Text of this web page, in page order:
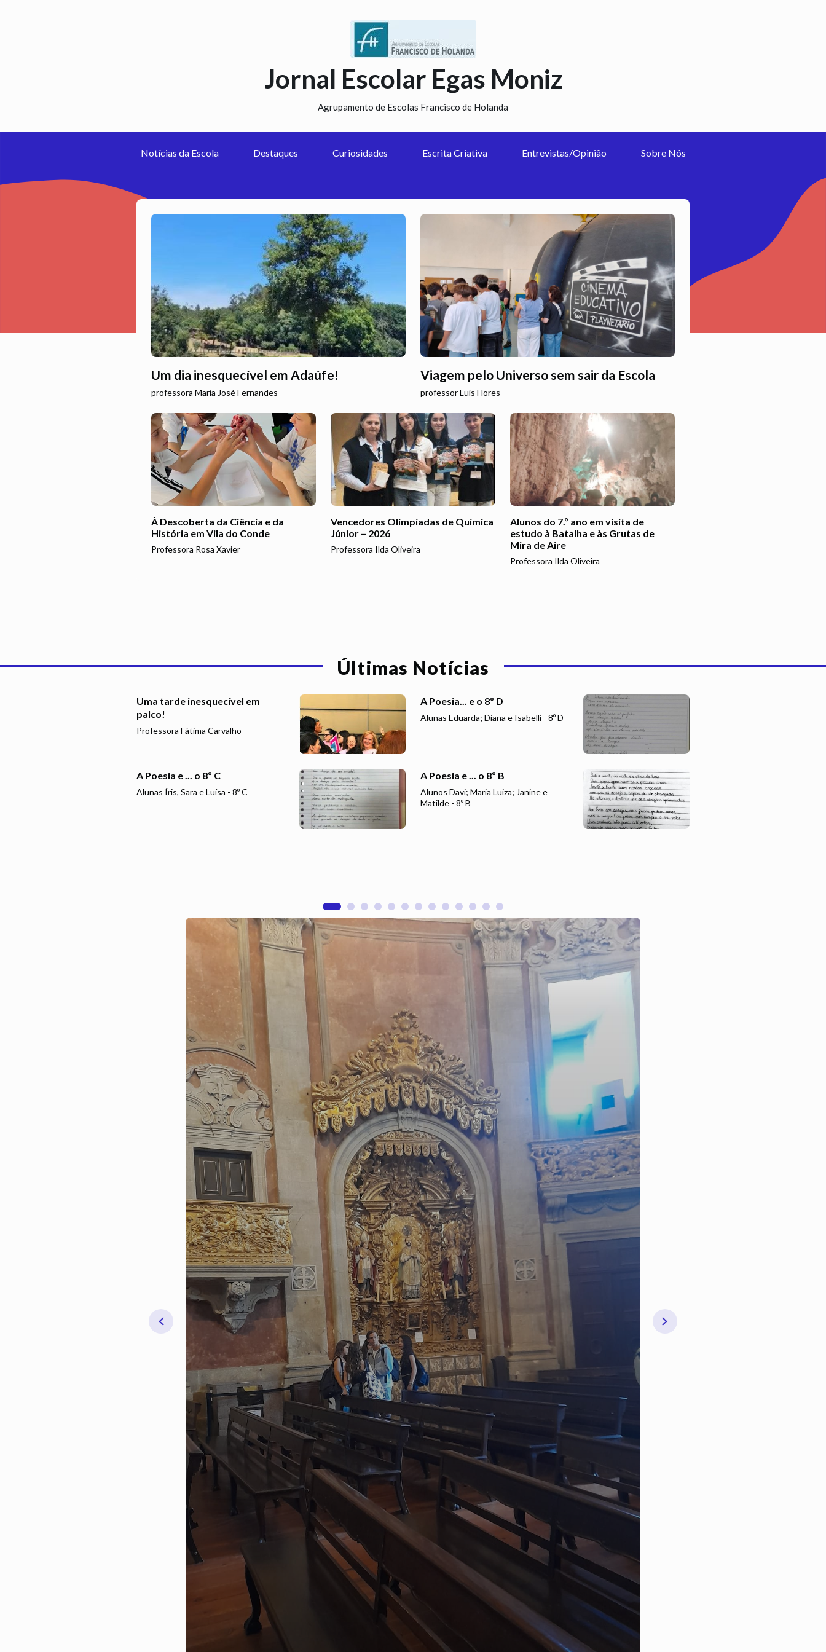
Jornal Escolar Egas Moniz
Agrupamento de Escolas Francisco de Holanda
Notícias da Escola Destaques Curiosidades Escrita Criativa Entrevistas/Opinião Sobre Nós
Um dia inesquecível em Adaúfe!
professora Maria José Fernandes
Viagem pelo Universo sem sair da Escola
professor Luís Flores
À Descoberta da Ciência e da
História em Vila do Conde
Professora Rosa Xavier
Vencedores Olimpíadas de Química
Júnior – 2026
Professora Ilda Oliveira
Alunos do 7.º ano em visita de
estudo à Batalha e às Grutas de
Mira de Aire
Professora Ilda Oliveira
Últimas Notícias
Uma tarde inesquecível em
palco!
Professora Fátima Carvalho
A Poesia... e o 8º D
Alunas Eduarda; Diana e Isabelli - 8º D
A Poesia e ... o 8º C
Alunas Íris, Sara e Luísa - 8º C
A Poesia e ... o 8º B
Alunos Davi; Maria Luiza; Janine e
Matilde - 8º B